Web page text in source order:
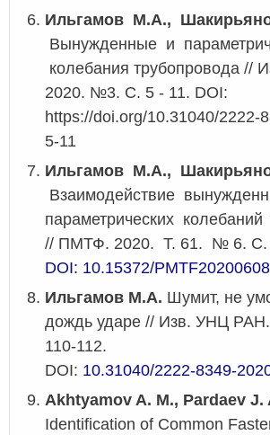
Ильгамов М.А.,
Вынужденные и
колебания трубопровода //
2020. №3. С. 5 - 11. DOI:
https://doi.org/10.31040/2222-
5-11
Ильгамов М.А.,
Взаимодействие
параметрических
// ПМТФ. 2020. Т. 61. № 6. С.
DOI: 10.15372/PMTF20200608
Ильгамов М.А. Шумит, не
дождь ударе // Изв. УНЦ
110-112.
DOI: 10.31040/2222-8349-
Akhtyamov A. M., Pardaev J.
Identification of Common